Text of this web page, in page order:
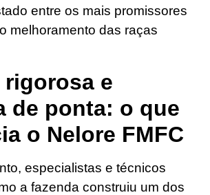
entre os mais promissores
melhoramento das raças
rigorosa e
de ponta: o que
o Nelore FMFC
especialistas e técnicos
a fazenda construiu um dos